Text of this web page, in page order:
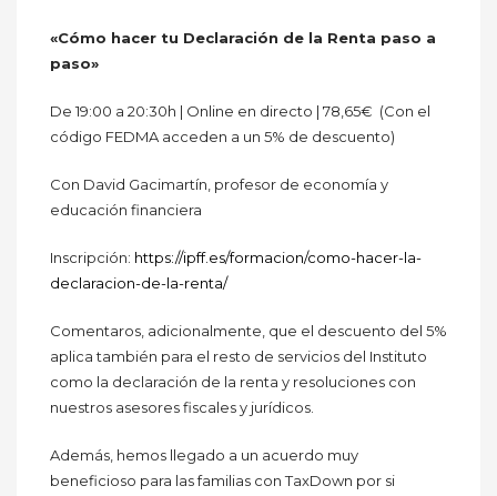
«Cómo hacer tu Declaración de la Renta paso a
paso»
De 19:00 a 20:30h | Online en directo | 78,65€ (Con el
código FEDMA acceden a un 5% de descuento)
Con David Gacimartín, profesor de economía y
educación financiera
Inscripción: https://ipff.es/formacion/como-hacer-la-
declaracion-de-la-renta/
Comentaros, adicionalmente, que el descuento del 5%
aplica también para el resto de servicios del Instituto
como la declaración de la renta y resoluciones con
nuestros asesores fiscales y jurídicos.
Además, hemos llegado a un acuerdo muy
beneficioso para las familias con TaxDown por si